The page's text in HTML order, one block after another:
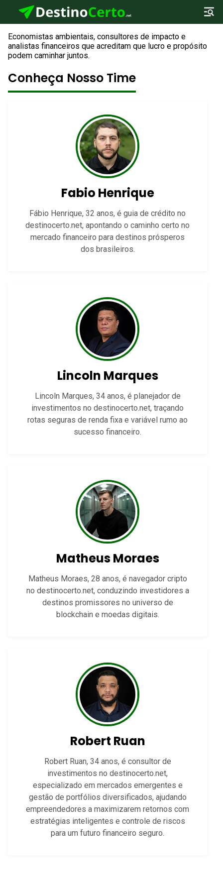
Economistas ambientais, consultores de impacto e
analistas financeiros que acreditam que lucro e propósito
podem caminhar juntos.
Conheça Nosso Time
Fabio Henrique
Fábio Henrique, 32 anos, é guia de crédito no
destinocerto.net, apontando o caminho certo no
mercado financeiro para destinos prósperos
dos brasileiros.
Lincoln Marques
Lincoln Marques, 34 anos, é planejador de
investimentos no destinocerto.net, traçando
rotas seguras de renda fixa e variável rumo ao
sucesso financeiro.
Matheus Moraes
Matheus Moraes, 28 anos, é navegador cripto
no destinocerto.net, conduzindo investidores a
destinos promissores no universo de
blockchain e moedas digitais.
Robert Ruan
Robert Ruan, 34 anos, é consultor de
investimentos no destinocerto.net,
especializado em mercados emergentes e
gestão de portfólios diversificados, ajudando
empreendedores a maximizarem retornos com
estratégias inteligentes e controle de riscos
para um futuro financeiro seguro.